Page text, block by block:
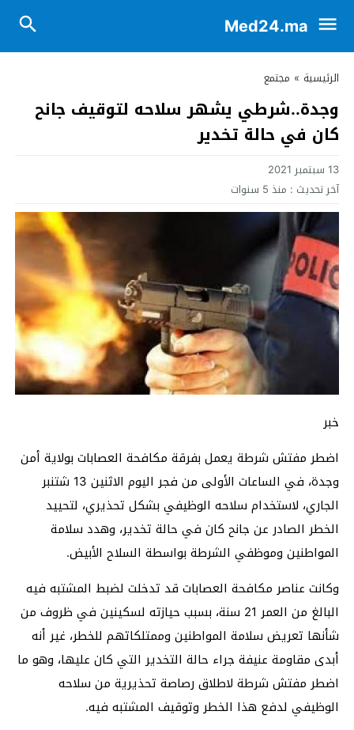
Med24.ma
الرئيسية » مجتمع
وجدة..شرطي يشهر سلاحه لتوقيف جانح
كان في حالة تخدير
13 سبتمبر 2021
آخر تحديث : منذ 5 سنوات
خبر
اضطر مفتش شرطة يعمل بفرقة مكافحة العصابات بولاية أمن
وجدة، في الساعات الأولى من فجر اليوم الاثنين 13 شتنبر
الجاري، لاستخدام سلاحه الوظيفي بشكل تحذيري، لتحييد
الخطر الصادر عن جانح كان في حالة تخدير، وهدد سلامة
المواطنين وموظفي الشرطة بواسطة السلاح الأبيض.
وكانت عناصر مكافحة العصابات قد تدخلت لضبط المشتبه فيه
البالغ من العمر 21 سنة، بسبب حيازته لسكينين في ظروف من
شأنها تعريض سلامة المواطنين وممتلكاتهم للخطر، غير أنه
أبدى مقاومة عنيفة جراء حالة التخدير التي كان عليها، وهو ما
اضطر مفتش شرطة لاطلاق رصاصة تحذيرية من سلاحه
الوظيفي لدفع هذا الخطر وتوقيف المشتبه فيه.